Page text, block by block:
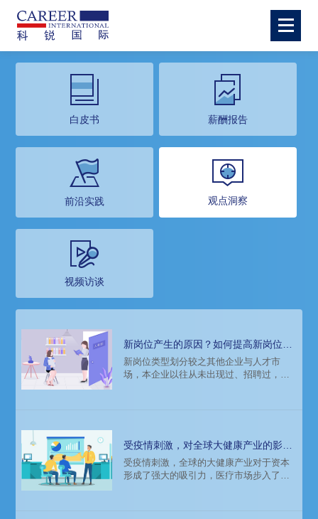
白皮书 薪酬报告
前沿实践 观点洞察
视频访谈
新岗位产生的原因？如何提高新岗位招
聘成功率？
新岗位类型划分较之其他企业与人才市
场，本企业以往从未出现过、招聘过，即
人力资源机构等第三方服务有利于降低招
聘难度，提高成功率。
受疫情刺激，对全球大健康产业的影响
和人才分布分析
受疫情刺激，全球的大健康产业对于资本
形成了强大的吸引力，医疗市场步入了发